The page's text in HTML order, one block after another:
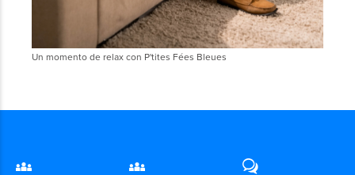
Un momento de relax con P'tites Fées Bleues